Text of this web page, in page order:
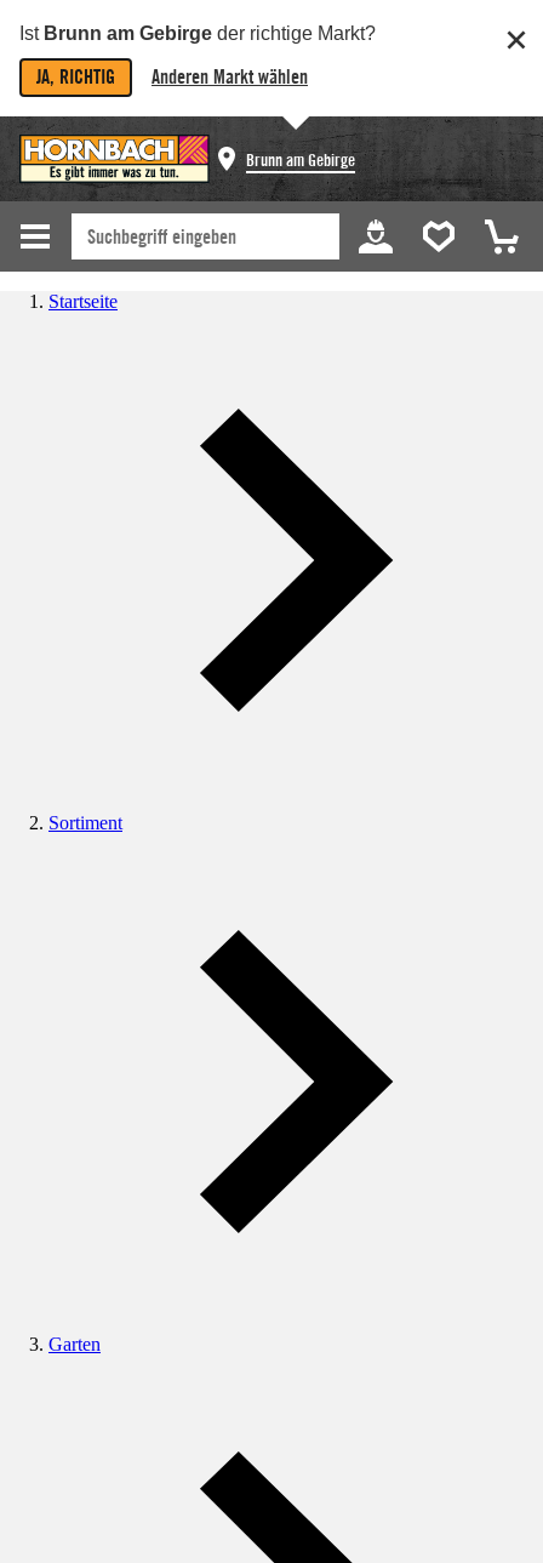
Ist Brunn am Gebirge der richtige Markt?
JA, RICHTIG Anderen Markt wählen
Brunn am Gebirge
Startseite
Sortiment
Garten